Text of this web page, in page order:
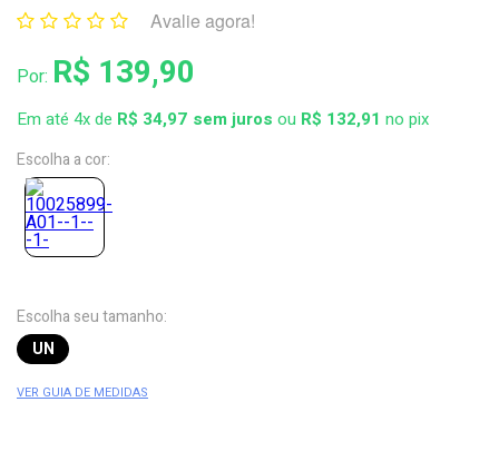
Avalie agora!
Por: R$ 139,90
Em até 4x de R$ 34,97 ou R$ 132,91 no pix
Escolha a cor:
Escolha seu tamanho:
UN
VER GUIA DE MEDIDAS